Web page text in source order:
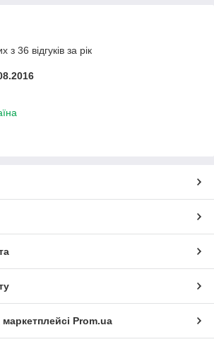
з 36 відгуків за рік
Prom.ua